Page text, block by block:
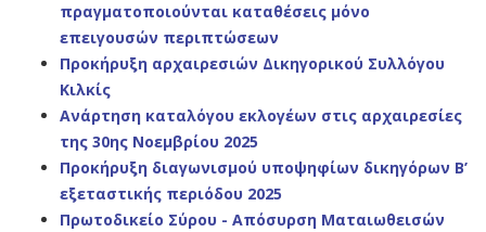
πραγματοποιούνται καταθέσεις μόνο
επειγουσών περιπτώσεων
Προκήρυξη αρχαιρεσιών Δικηγορικού Συλλόγου
Κιλκίς
Ανάρτηση καταλόγου εκλογέων στις αρχαιρεσίες
της 30ης Νοεμβρίου 2025
Προκήρυξη διαγωνισμού υποψηφίων δικηγόρων Β’
εξεταστικής περιόδου 2025
Πρωτοδικείο Σύρου - Απόσυρση Ματαιωθεισών